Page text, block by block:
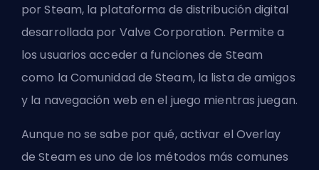
por Steam, la plataforma de distribución digital
desarrollada por Valve Corporation. Permite a
los usuarios acceder a funciones de Steam
como la Comunidad de Steam, la lista de amigos
y la navegación web en el juego mientras juegan.
Aunque no se sabe por qué, activar el Overlay
de Steam es uno de los métodos más comunes